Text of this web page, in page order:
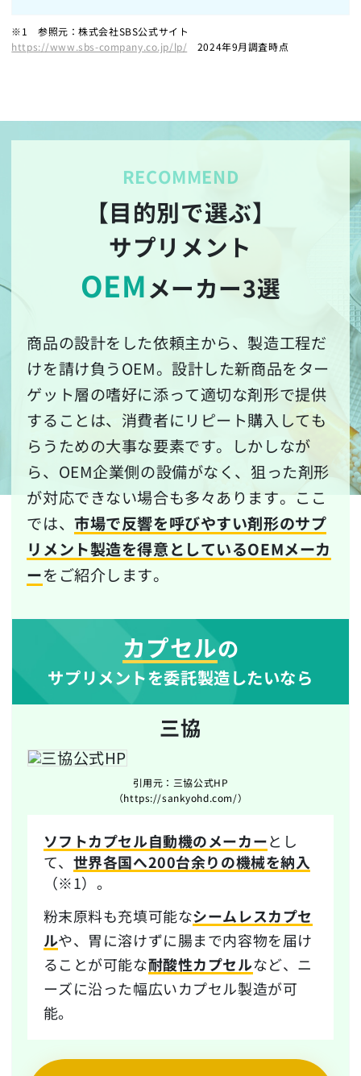
※1 参照元：株式会社SBS公式サイト
https://www.sbs-company.co.jp/lp/ 2024年9月調査時点
【目的別で選ぶ】
サプリメント
OEMメーカー3選
商品の設計をした依頼主から、製造工程だ
けを請け負うOEM。設計した新商品をター
ゲット層の嗜好に添って適切な剤形で提供
することは、消費者にリピート購入しても
らうための大事な要素です。しかしなが
ら、OEM企業側の設備がなく、狙った剤形
が対応できない場合も多々あります。ここ
では、市場で反響を呼びやすい剤形のサプ
リメント製造を得意としているOEMメーカ
ーをご紹介します。
カプセルの
サプリメントを委託製造したいなら
三協
引用元：三協公式HP
（https://sankyohd.com/）
ソフトカプセル自動機のメーカーとし
て、 世界各国へ200台余りの機械を納入
（※1）。
粉末原料も充填可能なシームレスカプセ
ルや、胃に溶けずに腸まで内容物を届け
ることが可能な耐酸性カプセルなど、ニ
ーズに沿った幅広いカプセル製造が可
能。